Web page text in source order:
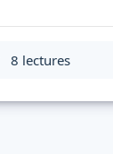
8 lectures